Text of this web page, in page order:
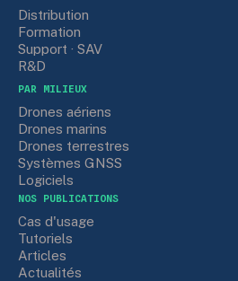
Distribution
Formation
Support · SAV
R&D
PAR MILIEUX
Drones aériens
Drones marins
Drones terrestres
Systèmes GNSS
Logiciels
NOS PUBLICATIONS
Cas d'usage
Tutoriels
Articles
Actualités